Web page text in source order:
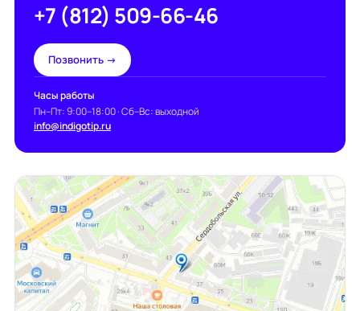
+7 (812) 509-66-46
Позвонить →
Часы работы
Пн–Пт: 9:00–18:00 · Сб–Вс: выходной
info@indigotip.ru